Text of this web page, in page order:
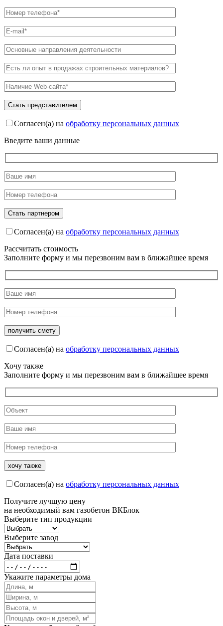
Согласен(а) на обработку персональных данных
Введите ваши данные
Согласен(а) на обработку персональных данных
Рассчитать стоимость
Заполните форму и мы перезвоним вам в ближайшее время
Согласен(а) на обработку персональных данных
Хочу также
Заполните форму и мы перезвоним вам в ближайшее время
Согласен(а) на обработку персональных данных
Получите лучшую цену
на необходимый вам газобетон ВКБлок
Выберите тип продукции
Выберите завод
Дата поставки
Укажите параметры дома